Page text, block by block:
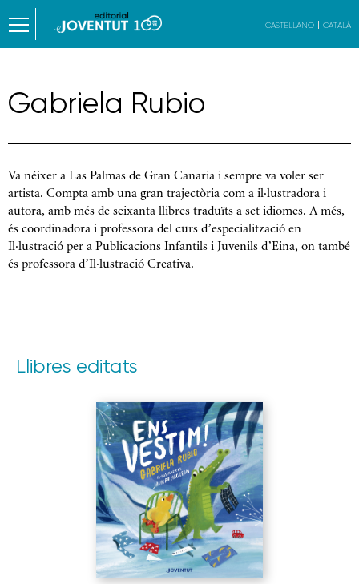
CASTELLANO CATALÀ
Gabriela Rubio
Va néixer a Las Palmas de Gran Canaria i sempre va voler ser
artista. Compta amb una gran trajectòria com a il·lustradora i
autora, amb més de seixanta llibres traduïts a set idiomes. A més,
és coordinadora i professora del curs d’especialització en
Il·lustració per a Publicacions Infantils i Juvenils d’Eina, on també
és professora d’Il·lustració Creativa.
Llibres editats